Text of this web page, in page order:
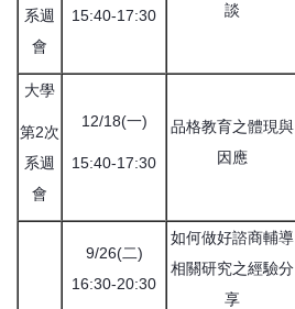
系週
會
15:40-17:30
談
大學
第2次
系週
會
12/18(一)
15:40-17:30
品格教育之體現與
因應
9/26(二)
16:30-20:30
如何做好諮商輔導
相關研究之經驗分
享